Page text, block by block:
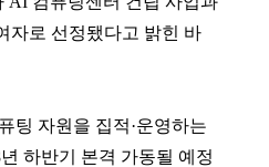
자로 선정됐다고 밝힌 바
팅 자원을 집적·운영하는
하반기 본격 가동될 예정